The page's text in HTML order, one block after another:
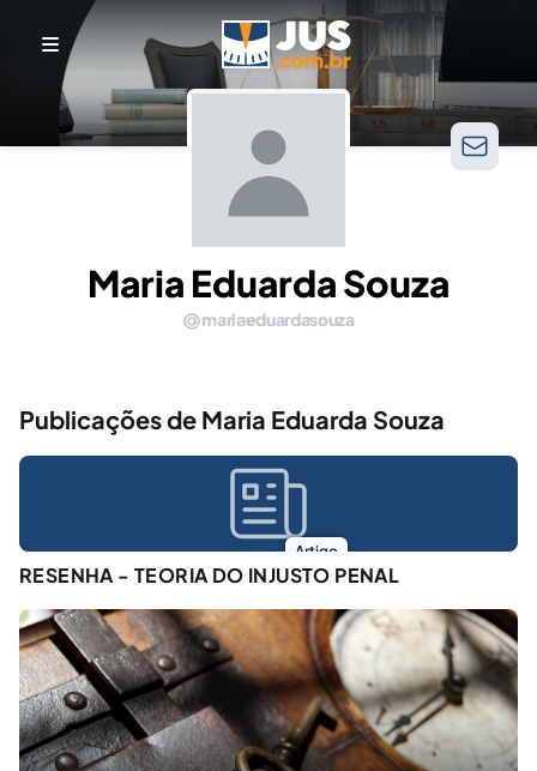
Maria Eduarda Souza
mariaeduardasouza
Publicações de Maria Eduarda Souza
Artigo
RESENHA - TEORIA DO INJUSTO PENAL